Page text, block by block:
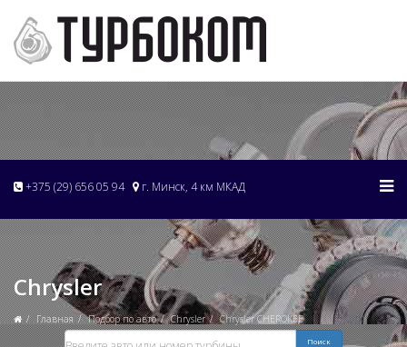
+375 (29) 656 05 94 г. Минск, 4 км МКАД
Chrysler
Главная Подбор по авто Chrysler Chrysler CHEROKEE
Поиск